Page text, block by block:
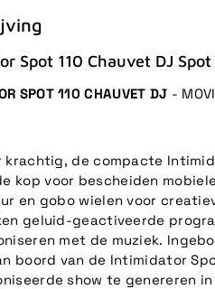
Spot 110 Chauvet DJ
SPOT 110 CHAUVET DJ -
krachtig, de compacte
kop voor bescheiden
en gobo wielen voor
geluid-geactiveerde
met de muziek.
boord van de Intimidator
show te genereren